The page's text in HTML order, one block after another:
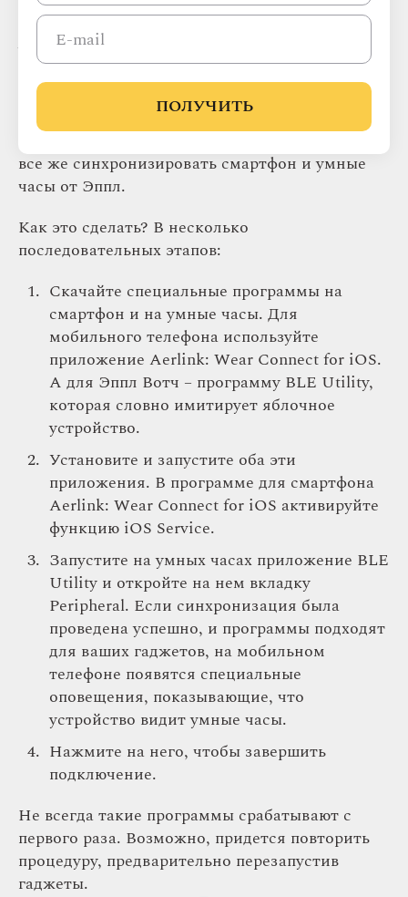
возможность синхронизации этих двух
устройств. Официально Apple Watch может
подключаться только к планшетам или
мобильным телефонам, работающим на iOS.
Однако как показывает практика, есть
все же синхронизировать смартфон и умные
часы от Эппл.
Как это сделать? В несколько
последовательных этапов:
Скачайте специальные программы на
смартфон и на умные часы. Для
мобильного телефона используйте
приложение Aerlink: Wear Connect for iOS.
А для Эппл Вотч – программу BLE Utility,
которая словно имитирует яблочное
устройство.
Установите и запустите оба эти
приложения. В программе для смартфона
Aerlink: Wear Connect for iOS активируйте
функцию iOS Service.
Запустите на умных часах приложение BLE
Utility и откройте на нем вкладку
Peripheral. Если синхронизация была
проведена успешно, и программы подходят
для ваших гаджетов, на мобильном
телефоне появятся специальные
оповещения, показывающие, что
устройство видит умные часы.
Нажмите на него, чтобы завершить
подключение.
Не всегда такие программы срабатывают с
первого раза. Возможно, придется повторить
процедуру, предварительно перезапустив
гаджеты.
ПОЛУЧИТЬ